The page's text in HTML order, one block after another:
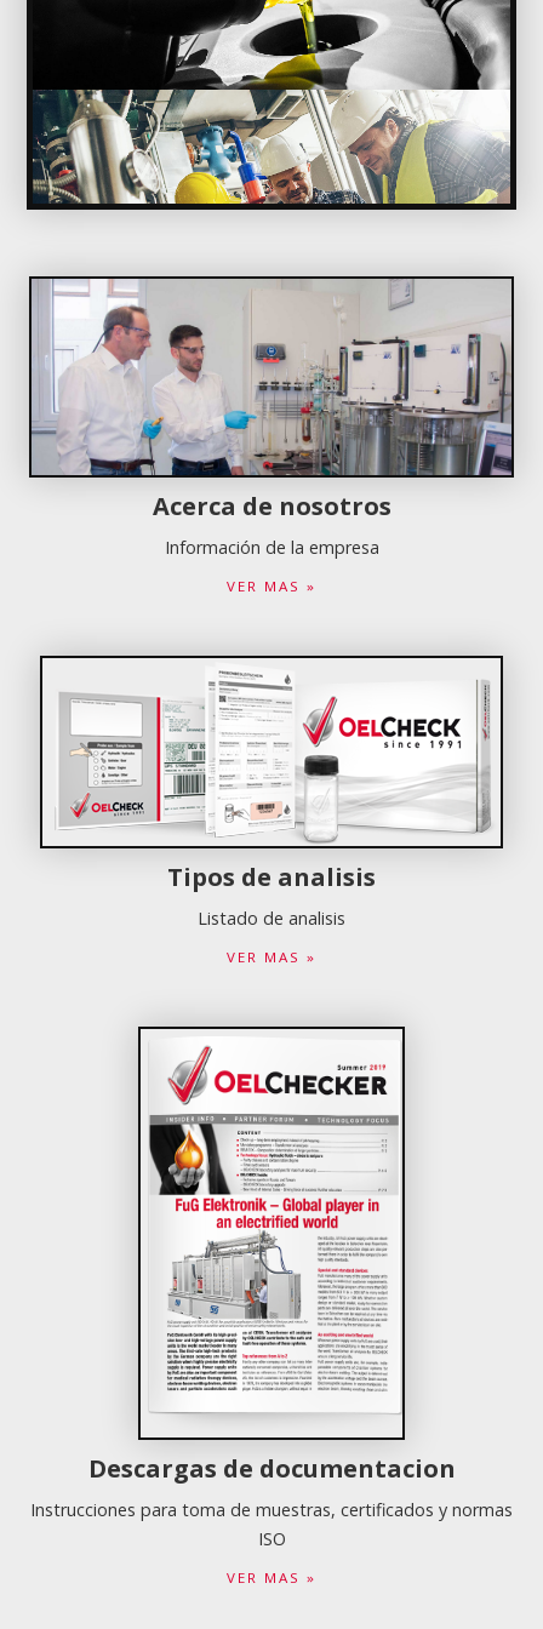
Acerca de nosotros
Información de la empresa
VER MAS »
Tipos de analisis
Listado de analisis
VER MAS »
Descargas de documentacion
Instrucciones para toma de muestras, certificados y normas
ISO
VER MAS »